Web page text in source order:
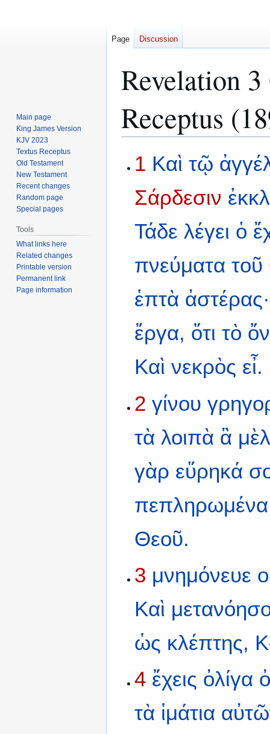
Revelation
Receptus
toto
1 Καὶ τῷ
Σάρδεσιν
Τάδε λέγει ὁ
πνεύματα τοῦ
ἑπτὰ ἀστέρας·
ἔργα, ὅτι τὸ
Καὶ νεκρὸς εἶ.
2 γίνου
τὰ λοιπὰ ἃ
γὰρ εὕρηκά
πεπληρωμένα
Θεοῦ.
3 μνημόνευε
Καὶ
ὡς κλέπτης,
4 ἔχεις ὀλίγα
τὰ ἱμάτια
Page Discussion
Main page
King James Version
KJV 2023
Textus Receptus
Old Testament
New Testament
Recent changes
Random page
Special pages
Tools
What links here
Related changes
Printable version
Permanent link
Page information